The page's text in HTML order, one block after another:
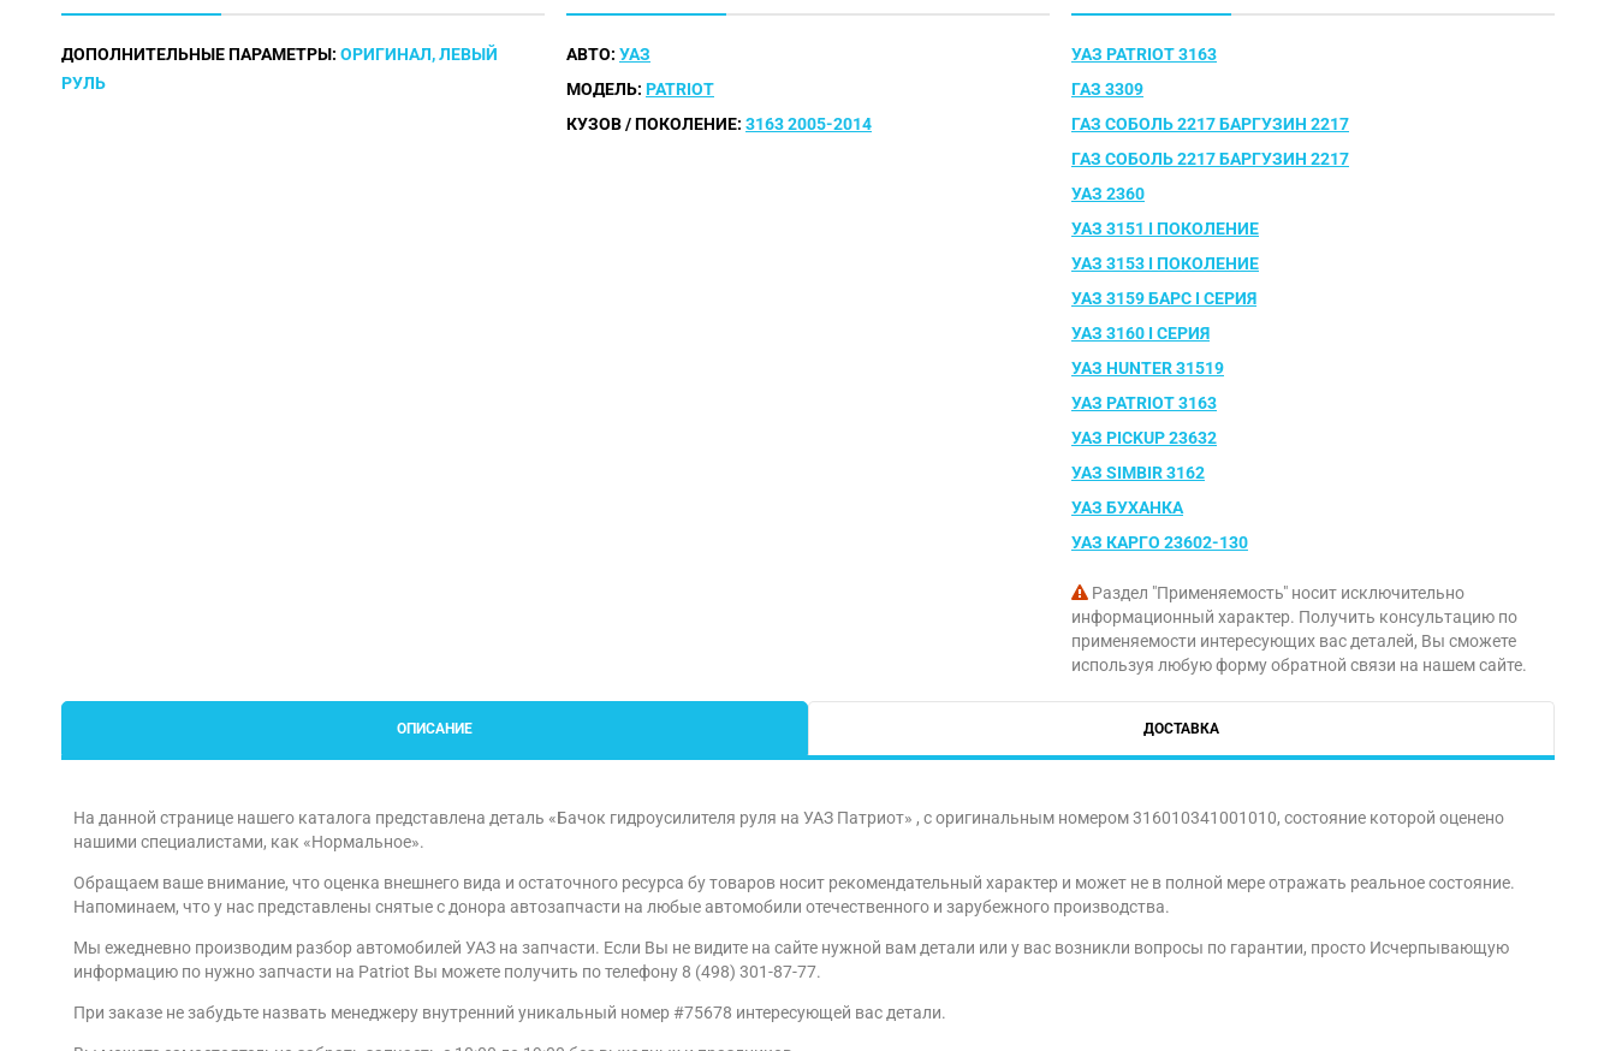
ДОПОЛНИТЕЛЬНЫЕ ПАРАМЕТРЫ: ОРИГИНАЛ, ЛЕВЫЙ
РУЛЬ
АВТО: УАЗ
МОДЕЛЬ: PATRIOT
КУЗОВ / ПОКОЛЕНИЕ: 3163 2005-2014
УАЗ PATRIOT 3163
ГАЗ 3309
ГАЗ СОБОЛЬ 2217 БАРГУЗИН 2217
ГАЗ СОБОЛЬ 2217 БАРГУЗИН 2217
УАЗ 2360
УАЗ 3151 I ПОКОЛЕНИЕ
УАЗ 3153 I ПОКОЛЕНИЕ
УАЗ 3159 БАРС I CЕРИЯ
УАЗ 3160 I СЕРИЯ
УАЗ HUNTER 31519
УАЗ PATRIOT 3163
УАЗ PICKUP 23632
УАЗ SIMBIR 3162
УАЗ БУХАНКА
УАЗ КАРГО 23602-130
Раздел "Применяемость" носит исключительно
информационный характер. Получить консультацию по
применяемости интересующих вас деталей, Вы сможете
используя любую форму обратной связи на нашем сайте.
ОПИСАНИЕ ДОСТАВКА
На данной странице нашего каталога представлена деталь «Бачок гидроусилителя руля на УАЗ Патриот» , с оригинальным номером 316010341001010, состояние которой оценено
нашими специалистами, как «Нормальное».
Обращаем ваше внимание, что оценка внешнего вида и остаточного ресурса бу товаров носит рекомендательный характер и может не в полной мере отражать реальное состояние.
Напоминаем, что у нас представлены снятые с донора автозапчасти на любые автомобили отечественного и зарубежного производства.
Мы ежедневно производим разбор автомобилей УАЗ на запчасти. Если Вы не видите на сайте нужной вам детали или у вас возникли вопросы по гарантии, просто Исчерпывающую
информацию по нужно запчасти на Patriot Вы можете получить по телефону 8 (498) 301-87-77.
При заказе не забудьте назвать менеджеру внутренний уникальный номер #75678 интересующей вас детали.